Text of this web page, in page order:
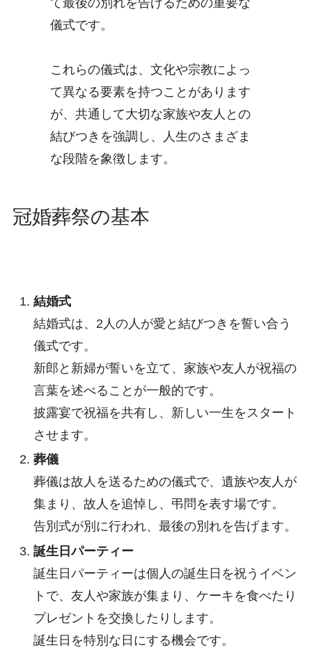
儀式です。
これらの儀式は、文化や宗教によっ
て異なる要素を持つことがあります
が、共通して大切な家族や友人との
結びつきを強調し、人生のさまざま
な段階を象徴します。
冠婚葬祭の基本
結婚式
結婚式は、2人の人が愛と結びつきを誓い合う
儀式です。
新郎と新婦が誓いを立て、家族や友人が祝福の
言葉を述べることが一般的です。
披露宴で祝福を共有し、新しい一生をスタート
させます。
葬儀
葬儀は故人を送るための儀式で、遺族や友人が
集まり、故人を追悼し、弔問を表す場です。
告別式が別に行われ、最後の別れを告げます。
誕生日パーティー
誕生日パーティーは個人の誕生日を祝うイベン
トで、友人や家族が集まり、ケーキを食べたり
プレゼントを交換したりします。
誕生日を特別な日にする機会です。